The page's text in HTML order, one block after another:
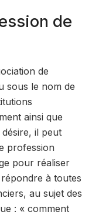
de
de
sous le nom de
ainsi que
désire, il peut
profession
pour réaliser
à toutes
au sujet des
: « comment